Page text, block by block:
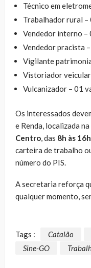
Técnico em
Trabalhador rural –
Vendedor interno –
Vendedor pracista
Vigilante
Vistoriador
Vulcanizador – 01
Os interessados
e Renda, localizada na
Centro, das 8h às 16h
carteira de trabalho
número do PIS.
A secretaria reforça
qualquer momento,
Tags : Catalão
Sine-GO